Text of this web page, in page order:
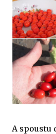
A spoustu